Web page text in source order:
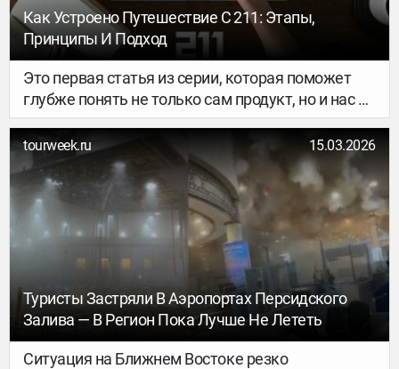
Как Устроено Путешествие С 211: Этапы,
Принципы И Подход
Это первая статья из серии, которая поможет
глубже понять не только сам продукт, но и нас —
характер, привычки и принципы команды 211.
tourweek.ru 15.03.2026
Туристы Застряли В Аэропортах Персидского
Залива — В Регион Пока Лучше Не Лететь
Ситуация на Ближнем Востоке резко